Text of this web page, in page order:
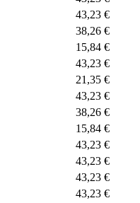
43,23 €
38,26 €
15,84 €
43,23 €
21,35 €
43,23 €
38,26 €
15,84 €
43,23 €
43,23 €
43,23 €
43,23 €